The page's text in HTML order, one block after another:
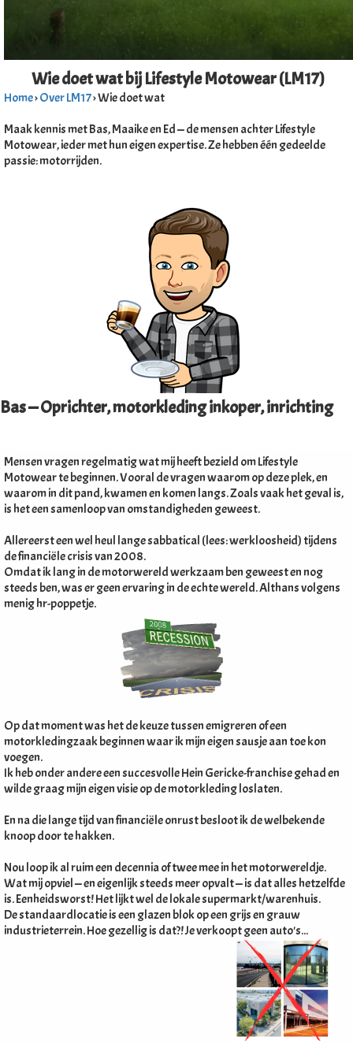
Wie doet wat bij Lifestyle Motowear (LM17)
Home›Over LM17› Wie doet wat
Maak kennis met Bas, Maaike en Ed — de mensen achter Lifestyle
Motowear, ieder met hun eigen expertise. Ze hebben één gedeelde
passie: motorrijden.
Bas — Oprichter, motorkleding inkoper, inrichting
Mensen vragen regelmatig wat mij heeft bezield om Lifestyle
Motowear te beginnen. Vooral de vragen waarom op deze plek, en
waarom in dit pand, kwamen en komen langs. Zoals vaak het geval is,
is het een samenloop van omstandigheden geweest.
Allereerst een wel heul lange sabbatical (lees: werkloosheid) tijdens
de financiële crisis van 2008.
Omdat ik lang in de motorwereld werkzaam ben geweest en nog
steeds ben, was er geen ervaring in de echte wereld. Althans volgens
menig hr-poppetje.
Op dat moment was het de keuze tussen emigreren of een
motorkledingzaak beginnen waar ik mijn eigen sausje aan toe kon
voegen.
Ik heb onder andere een succesvolle Hein Gericke-franchise gehad en
wilde graag mijn eigen visie op de motorkleding loslaten.
En na die lange tijd van financiële onrust besloot ik de welbekende
knoop door te hakken.
Nou loop ik al ruim een decennia of twee mee in het motorwereldje.
Wat mij opviel — en eigenlijk steeds meer opvalt — is dat alles hetzelfde
is. Eenheidsworst! Het lijkt wel de lokale supermarkt/warenhuis.
De standaardlocatie is een glazen blok op een grijs en grauw
industrieterrein. Hoe gezellig is dat?! Je verkoopt geen auto's...
worden
om
website-
van